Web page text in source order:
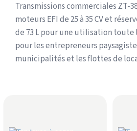
Transmissions commerciales ZT-
moteurs EFI de 25 à 35 CV et
de 73 L pour une utilisation toute
pour les entrepreneurs
municipalités et les flottes de